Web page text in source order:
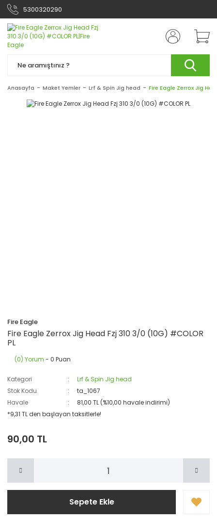
5300320290
Anasayfa Maket Yemler Lrf & Spin Jig head Fire Eagle Zerrox Jig
Fire Eagle
Fire Eagle Zerrox Jig Head Fzj 310 3/0 (10G) #COLOR
PL
(0) Yorum - 0 Puan
Kategori
Lrf & Spin Jig head
Stok Kodu
ta_1067
Havale
81,00 TL (%10,00 havale indirimi)
*9,31 TL den başlayan taksitlerle!
90,00 TL
Sepete Ekle